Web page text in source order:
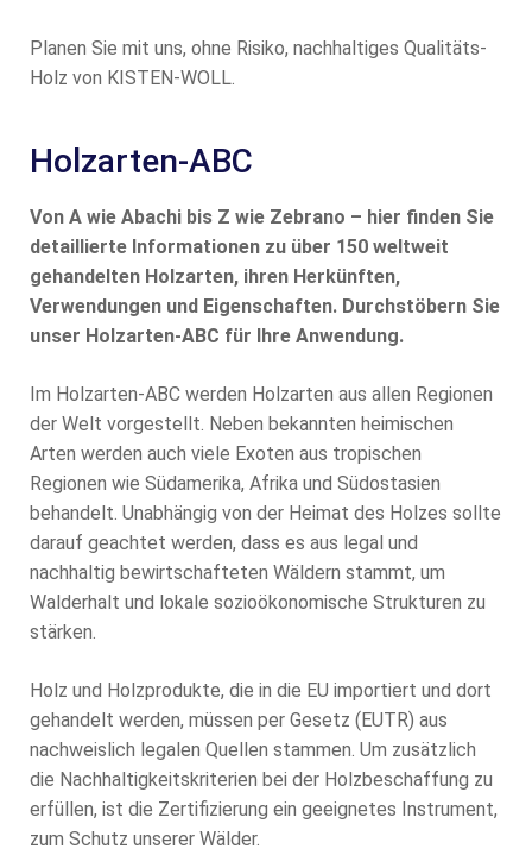
Planen Sie mit uns, ohne Risiko, nachhaltiges Qualitäts-
Holz von KISTEN-WOLL.
Holzarten-ABC
Von A wie Abachi bis Z wie Zebrano – hier finden Sie
detaillierte Informationen zu über 150 weltweit
gehandelten Holzarten, ihren Herkünften,
Verwendungen und Eigenschaften. Durchstöbern Sie
unser Holzarten-ABC für Ihre Anwendung.
Im Holzarten-ABC werden Holzarten aus allen Regionen
der Welt vorgestellt. Neben bekannten heimischen
Arten werden auch viele Exoten aus tropischen
Regionen wie Südamerika, Afrika und Südostasien
behandelt. Unabhängig von der Heimat des Holzes sollte
darauf geachtet werden, dass es aus legal und
nachhaltig bewirtschafteten Wäldern stammt, um
Walderhalt und lokale sozioökonomische Strukturen zu
stärken.
Holz und Holzprodukte, die in die EU importiert und dort
gehandelt werden, müssen per Gesetz (EUTR) aus
nachweislich legalen Quellen stammen. Um zusätzlich
die Nachhaltigkeitskriterien bei der Holzbeschaffung zu
erfüllen, ist die Zertifizierung ein geeignetes Instrument,
zum Schutz unserer Wälder.